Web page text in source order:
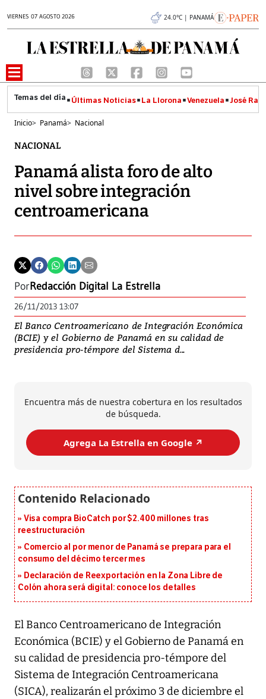
VIERNES 07 AGOSTO 2026 24.0°C | PANAMÁ
Últimas Noticias La Llorona Venezuela José
Inicio> Panamá> Nacional
NACIONAL
Panamá alista foro de alto
nivel sobre integración
centroamericana
PorRedacción Digital La Estrella
26/11/2013 13:07
El Banco Centroamericano de Integración Económica
(BCIE) y el Gobierno de Panamá en su calidad de
presidencia pro-témpore del Sistema d...
Encuentra más de nuestra cobertura en los resultados
de búsqueda.
Agrega La Estrella en Google ↗️
Visa compra BioCatch por $2.400 millones tras
reestructuración
Comercio al por menor de Panamá se prepara para el
consumo del décimo tercer mes
Declaración de Reexportación en la Zona Libre de
Colón ahora será digital: conoce los detalles
El Banco Centroamericano de Integración
Económica (BCIE) y el Gobierno de Panamá en
su calidad de presidencia pro-témpore del
Sistema de Integración Centroamericana
(SICA), realizarán el próximo 3 de diciembre el